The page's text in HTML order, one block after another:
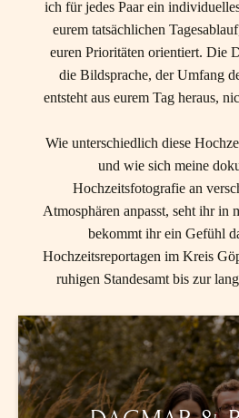
ich für jedes Paar ein
eurem tatsächlichen
euren Prioritäten orientiert. Die
die Bildsprache, der Umfang
entsteht aus eurem Tag heraus,
Wie unterschiedlich diese
und wie sich meine
Hochzeitsfotografie an
Atmosphären anpasst, seht ihr in
bekommt ihr ein Gefühl
Hochzeitsreportagen im Kreis
ruhigen Standesamt bis zur
TANJA
CHRIS
Die
wunderschöne
Hydrogärtnerei